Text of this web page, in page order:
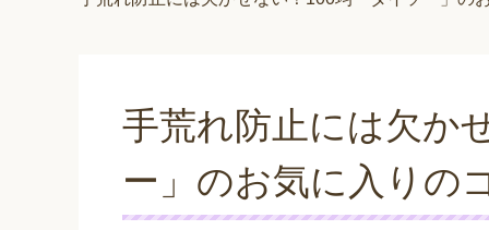
手荒れ防止には欠か
ー」のお気に入りの